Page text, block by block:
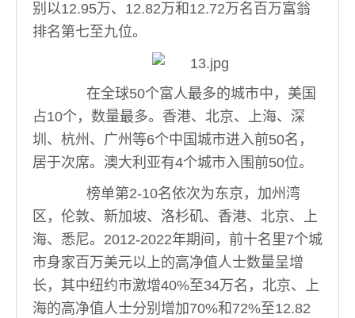
别以12.95万、12.82万和12.72万名百万富翁
排名第七至九位。
在全球50个富人最多的城市中，美国
占10个，数量最多。香港、北京、上海、深
圳、杭州、广州等6个中国城市进入前50名，
居于次席。澳大利亚有4个城市入围前50位。
榜单第2-10名依次为东京，加州湾
区，伦敦、新加坡、洛杉矶、香港、北京、上
海、悉尼。2012-2022年期间，前十名里7个城
市身家百万美元以上的高净值人士数量呈增
长，其中纽约市激增40%至34万名，北京、上
海的高净值人士分别增加70%和72%至12.82